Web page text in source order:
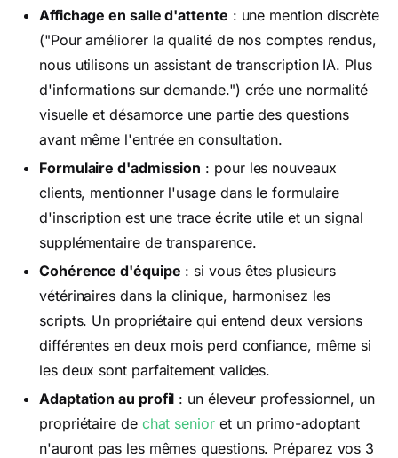
Affichage en salle d'attente : une mention discrète
("Pour améliorer la qualité de nos comptes rendus,
nous utilisons un assistant de transcription IA. Plus
d'informations sur demande.") crée une normalité
visuelle et désamorce une partie des questions
avant même l'entrée en consultation.
Formulaire d'admission : pour les nouveaux
clients, mentionner l'usage dans le formulaire
d'inscription est une trace écrite utile et un signal
supplémentaire de transparence.
Cohérence d'équipe : si vous êtes plusieurs
vétérinaires dans la clinique, harmonisez les
scripts. Un propriétaire qui entend deux versions
différentes en deux mois perd confiance, même si
les deux sont parfaitement valides.
Adaptation au profil : un éleveur professionnel, un
propriétaire de chat senioret un primo-adoptant
n'auront pas les mêmes questions. Préparez vos 3